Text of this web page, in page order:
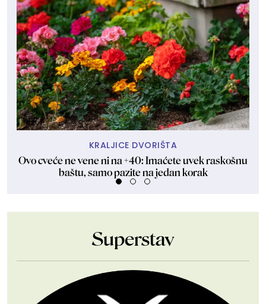
KRALJICE DVORIŠTA
Ovo cveće ne vene ni na +40: Imaćete uvek raskošnu
baštu, samo pazite na jedan korak
Superstav